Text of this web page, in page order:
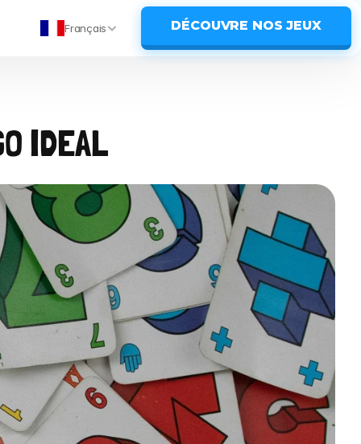
IDEAL
Français DÉCOUVRE NOS JEUX